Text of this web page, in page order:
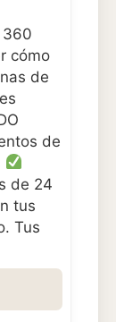
360
cómo
de
de
de 24
tus
Tus